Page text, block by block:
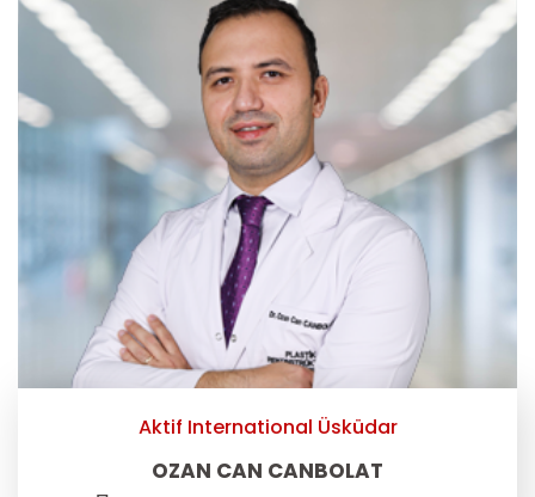
Aktif International Üsküdar
OZAN CAN CANBOLAT